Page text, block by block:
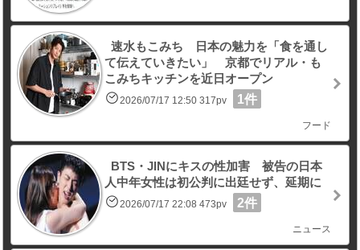
速水もこみち 日本の魅力を「食を通し
て伝えていきたい」 京都でリアル・も
こみちキッチンを近日オープン
2026/07/17 12:50 317pv 1件
フード
BTS・JINにキスの性加害 被告の日本
人中年女性は初公判に出廷せず、延期に
2026/07/17 22:08 473pv 2件
ニュース